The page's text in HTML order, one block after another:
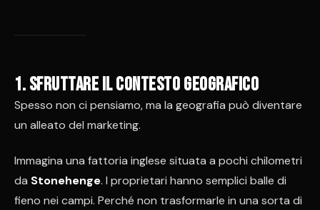
1. Sfruttare il contesto geografico
Spesso non ci pensiamo, ma la geografia può diventare
un alleato del marketing.
Immagina una fattoria inglese situata a pochi chilometri
da Stonehenge. I proprietari hanno semplici balle di
fieno nei campi. Perché non trasformarle in una sorta di